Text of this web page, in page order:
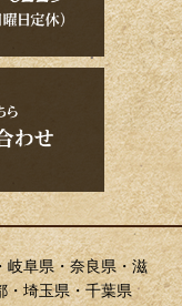
岐阜県・奈良県・滋
・埼玉県・千葉県